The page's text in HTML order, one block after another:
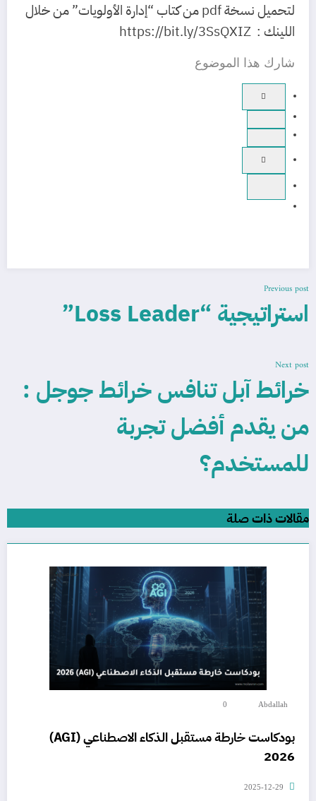
لتحميل نسخة pdf من كتاب “إدارة الأولويات” من خلال
اللينك : https://bit.ly/3SsQXIZ
شارك هذا الموضوع
Previous post
استراتيجية “Loss Leader”
Next post
خرائط آبل تنافس خرائط جوجل :
من يقدم أفضل تجربة
للمستخدم؟
مقالات ذات صلة
Abdallah
0
بودكاست خارطة مستقبل الذكاء الاصطناعي (AGI)
2026
2025-12-29